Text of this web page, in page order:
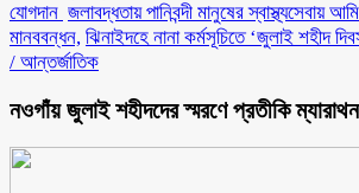
যোগদান ‎ জলাবদ্ধতায় পানিবন্দী মানুষের
মানববন্ধন, ঝিনাইদহে নানা কর্মসূচিতে ‘জুলাই শহীদ
/ আন্তর্জাতিক
নওগাঁয় জুলাই শহীদদের স্মরণে প্রতীকি